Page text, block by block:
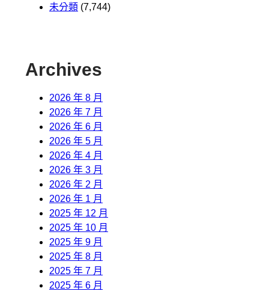
未分類 (7,744)
Archives
2026 年 8 月
2026 年 7 月
2026 年 6 月
2026 年 5 月
2026 年 4 月
2026 年 3 月
2026 年 2 月
2026 年 1 月
2025 年 12 月
2025 年 10 月
2025 年 9 月
2025 年 8 月
2025 年 7 月
2025 年 6 月